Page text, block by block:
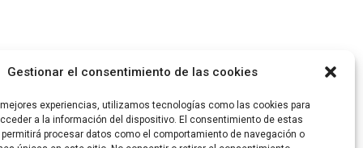
Gestionar el consentimiento de las cookies
experiencias, utilizamos tecnologías como las cookies para
a la información del dispositivo. El consentimiento de estas
procesar datos como el comportamiento de navegación o